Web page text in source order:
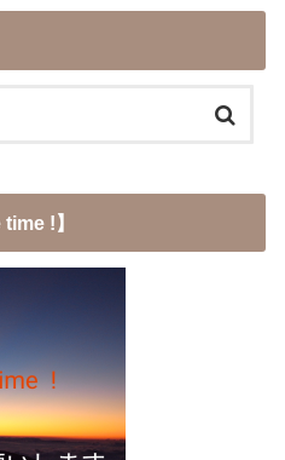
!】